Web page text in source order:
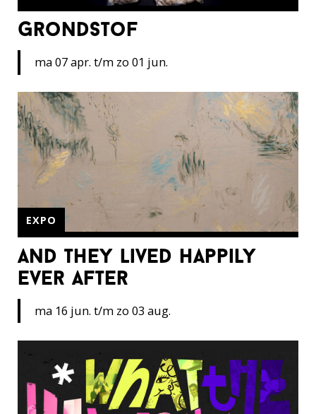
grondstof
ma 07 apr. t/m zo 01 jun.
and they lived happily
ever after
EXPO
ma 16 jun. t/m zo 03 aug.